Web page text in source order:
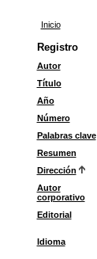
Inicio
Registro
Autor
Título
Año
Número
Palabras clave
Resumen
Dirección
Autor
corporativo
Editorial
Idioma